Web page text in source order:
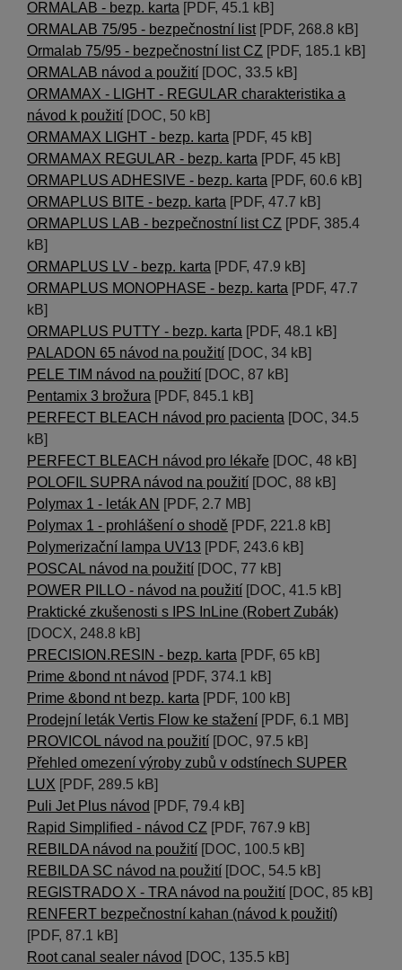
ORMALAB - bezp. karta [PDF, 45.1 kB]
ORMALAB 75/95 - bezpečnostní list[PDF, 268.8 kB]
Ormalab 75/95 - bezpečnostní list CZ [PDF, 185.1 kB]
ORMALAB návod a použití [DOC, 33.5 kB]
ORMAMAX - LIGHT - REGULAR charakteristika a
návod k použití [DOC, 50 kB]
ORMAMAX LIGHT - bezp. karta [PDF, 45 kB]
ORMAMAX REGULAR - bezp. karta [PDF, 45 kB]
ORMAPLUS ADHESIVE - bezp. karta [PDF, 60.6 kB]
ORMAPLUS BITE - bezp. karta [PDF, 47.7 kB]
ORMAPLUS LAB - bezpečnostní list CZ [PDF, 385.4
kB]
ORMAPLUS LV - bezp. karta [PDF, 47.9 kB]
ORMAPLUS MONOPHASE - bezp. karta [PDF, 47.7
kB]
ORMAPLUS PUTTY - bezp. karta [PDF, 48.1 kB]
PALADON 65 návod na použití [DOC, 34 kB]
PELE TIM návod na použití [DOC, 87 kB]
Pentamix 3 brožura [PDF, 845.1 kB]
PERFECT BLEACH návod pro pacienta [DOC, 34.5
kB]
PERFECT BLEACH návod pro lékaře [DOC, 48 kB]
POLOFIL SUPRA návod na použití [DOC, 88 kB]
Polymax 1 - leták AN [PDF, 2.7 MB]
Polymax 1 - prohlášení o shodě [PDF, 221.8 kB]
Polymerizační lampa UV13 [PDF, 243.6 kB]
POSCAL návod na použití [DOC, 77 kB]
POWER PILLO - návod na použití [DOC, 41.5 kB]
Praktické zkušenosti s IPS InLine (Robert Zubák)
[DOCX, 248.8 kB]
PRECISION.RESIN - bezp. karta [PDF, 65 kB]
Prime &bond nt návod [PDF, 374.1 kB]
Prime &bond nt bezp. karta [PDF, 100 kB]
Prodejní leták Vertis Flow ke stažení [PDF, 6.1 MB]
PROVICOL návod na použití [DOC, 97.5 kB]
Přehled omezení výroby zubů v odstínech SUPER
LUX [PDF, 289.5 kB]
Puli Jet Plus návod [PDF, 79.4 kB]
Rapid Simplified - návod CZ [PDF, 767.9 kB]
REBILDA návod na použití [DOC, 100.5 kB]
REBILDA SC návod na použití [DOC, 54.5 kB]
REGISTRADO X - TRA návod na použití [DOC, 85 kB]
RENFERT bezpečnostní kahan (návod k použití)
[PDF, 87.1 kB]
Root canal sealer návod [DOC, 135.5 kB]